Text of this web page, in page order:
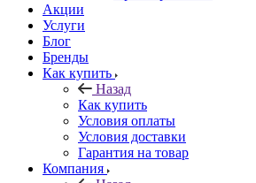
Акции
Услуги
Блог
Бренды
Как купить
Назад
Как купить
Условия оплаты
Условия доставки
Гарантия на товар
Компания